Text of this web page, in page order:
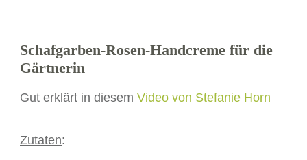
Schafgarben-Rosen-Handcreme für die
Gärtnerin
Gut erklärt in diesem Video von Stefanie Horn
Zutaten: